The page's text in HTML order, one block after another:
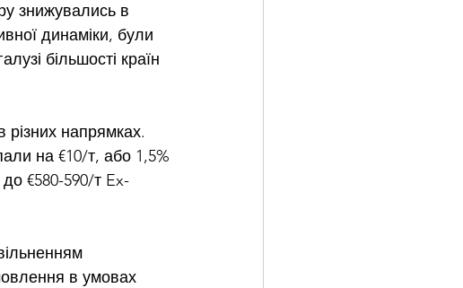
знижувались в
динаміки, були
більшості країн
різних напрямках.
на €10/т, або 1,5%
€580-590/т Ex-
в умовах